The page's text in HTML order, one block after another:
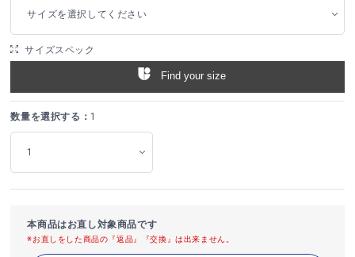
サイズを選択してください
サイズスペック
Find your size
数量を選択する： 1
本商品はお直し対象商品です
※お直しをした商品の『返品』『交換』は出来ません。